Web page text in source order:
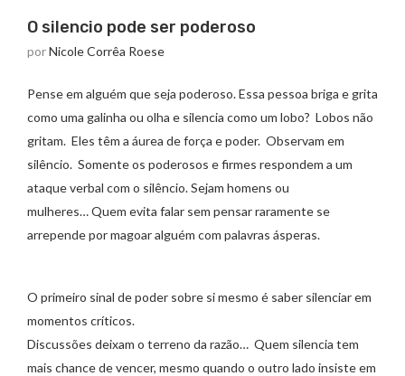
O silencio pode ser poderoso
porNicole Corrêa Roese
Pense em alguém que seja poderoso. Essa pessoa briga e grita
como uma galinha ou olha e silencia como um lobo? Lobos não
gritam. Eles têm a áurea de força e poder. Observam em
silêncio. Somente os poderosos e firmes respondem a um
ataque verbal com o silêncio. Sejam homens ou
mulheres… Quem evita falar sem pensar raramente se
arrepende por magoar alguém com palavras ásperas.
O primeiro sinal de poder sobre si mesmo é saber silenciar em
momentos críticos.
Discussões deixam o terreno da razão… Quem silencia tem
mais chance de vencer, mesmo quando o outro lado insiste em